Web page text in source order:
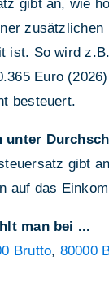
gibt an, wie
zusätzlichen
ist. So wird
Euro
besteuert.
unter
gibt
auf das
man bei ...
Brutto, 80000